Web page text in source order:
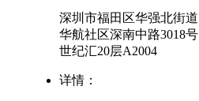
深圳市福田区华强北街道
华航社区深南中路3018号
世纪汇20层A2004
详情：